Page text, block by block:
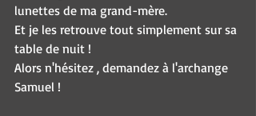
lunettes de ma grand-mère.
Et je les retrouve tout simplement sur sa
table de nuit !
Alors n'hésitez , demandez à l'archange
Samuel !